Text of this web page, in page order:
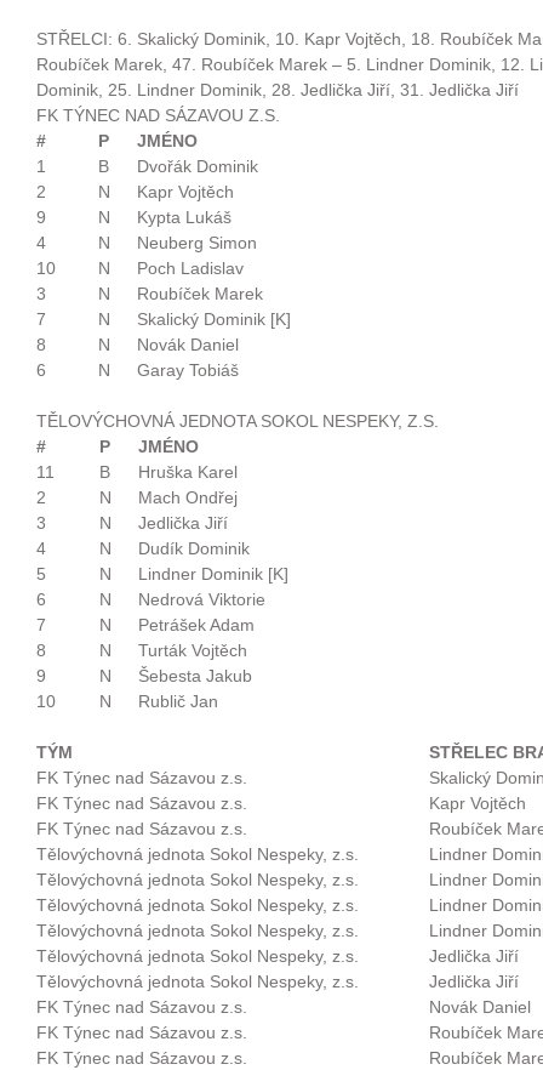
STŘELCI: 6. Skalický Dominik, 10. Kapr Vojtěch, 18. Roubíček
Roubíček Marek, 47. Roubíček Marek – 5. Lindner Dominik, 12.
Dominik, 25. Lindner Dominik, 28. Jedlička Jiří, 31. Jedlička Jiří
FK TÝNEC NAD SÁZAVOU Z.S.
#
P
JMÉNO
1
B
Dvořák Dominik
2
N
Kapr Vojtěch
9
N
Kypta Lukáš
4
N
Neuberg Simon
10
N
Poch Ladislav
3
N
Roubíček Marek
7
N
Skalický Dominik [K]
8
N
Novák Daniel
6
N Garay Tobiáš
TĚLOVÝCHOVNÁ JEDNOTA SOKOL NESPEKY, Z.S.
#
P
JMÉNO
11
B
Hruška Karel
2
N
Mach Ondřej
3
N
Jedlička Jiří
4
N
Dudík Dominik
5
N
Lindner Dominik [K]
6
N
Nedrová Viktorie
7
N
Petrášek Adam
8
N
Turták Vojtěch
9
N
Šebesta Jakub
10
N Rublič Jan
TÝM
STŘELEC
FK Týnec nad Sázavou z.s.
Skalický
FK Týnec nad Sázavou z.s.
Kapr Vojtěch
FK Týnec nad Sázavou z.s.
Roubíček
Tělovýchovná jednota Sokol Nespeky, z.s.
Lindner
Tělovýchovná jednota Sokol Nespeky, z.s.
Lindner
Tělovýchovná jednota Sokol Nespeky, z.s.
Lindner
Tělovýchovná jednota Sokol Nespeky, z.s.
Lindner
Tělovýchovná jednota Sokol Nespeky, z.s.
Jedlička Jiří
Tělovýchovná jednota Sokol Nespeky, z.s.
Jedlička Jiří
FK Týnec nad Sázavou z.s.
Novák Daniel
FK Týnec nad Sázavou z.s.
Roubíček
FK Týnec nad Sázavou z.s.
Roubíček